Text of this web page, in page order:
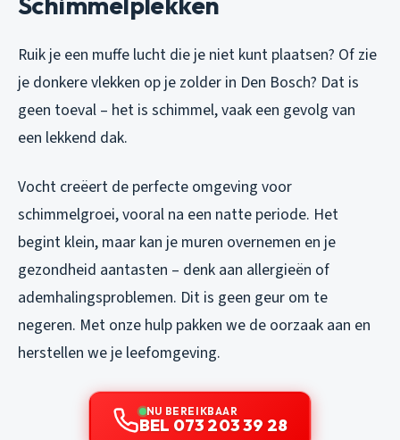
Ruik je een muffe lucht die je niet kunt plaatsen? Of zie
je donkere vlekken op je zolder in Den Bosch? Dat is
geen toeval – het is schimmel, vaak een gevolg van
een lekkend dak.
Vocht creëert de perfecte omgeving voor
schimmelgroei, vooral na een natte periode. Het
begint klein, maar kan je muren overnemen en je
gezondheid aantasten – denk aan allergieën of
ademhalingsproblemen. Dit is geen geur om te
negeren. Met onze hulp pakken we de oorzaak aan en
herstellen we je leefomgeving.
NU BEREIKBAAR
BEL 073 203 39 28